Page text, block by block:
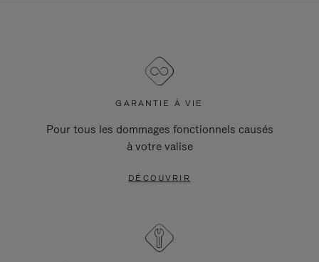
GARANTIE À VIE
Pour tous les dommages fonctionnels causés
à votre valise
DÉCOUVRIR